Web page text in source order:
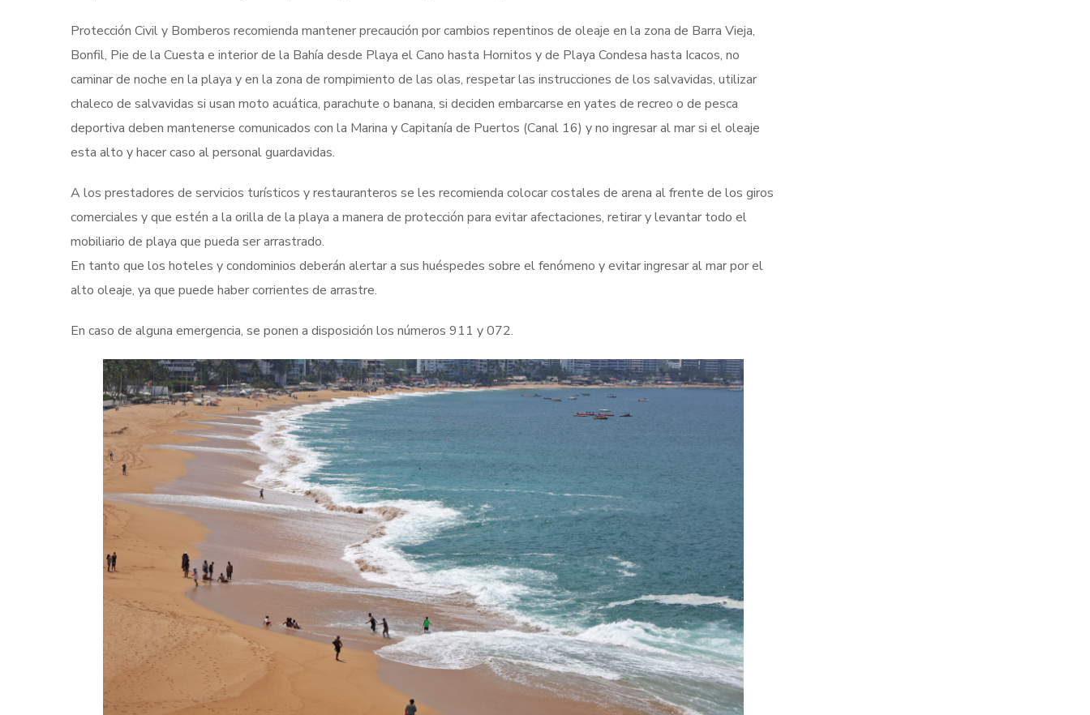
Protección Civil y Bomberos recomienda mantener precaución por cambios repentinos de oleaje en la zona de Barra Vieja,
Bonfil, Pie de la Cuesta e interior de la Bahía desde Playa el Cano hasta Hornitos y de Playa Condesa hasta Icacos, no
caminar de noche en la playa y en la zona de rompimiento de las olas, respetar las instrucciones de los salvavidas, utilizar
chaleco de salvavidas si usan moto acuática, parachute o banana, si deciden embarcarse en yates de recreo o de pesca
deportiva deben mantenerse comunicados con la Marina y Capitanía de Puertos (Canal 16) y no ingresar al mar si el oleaje
esta alto y hacer caso al personal guardavidas.
A los prestadores de servicios turísticos y restauranteros se les recomienda colocar costales de arena al frente de los giros
comerciales y que estén a la orilla de la playa a manera de protección para evitar afectaciones, retirar y levantar todo el
mobiliario de playa que pueda ser arrastrado.
En tanto que los hoteles y condominios deberán alertar a sus huéspedes sobre el fenómeno y evitar ingresar al mar por el
alto oleaje, ya que puede haber corrientes de arrastre.
En caso de alguna emergencia, se ponen a disposición los números 911 y 072.